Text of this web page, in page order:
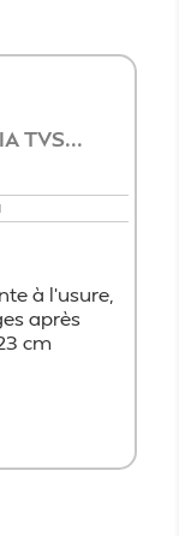
TVS...
à l'usure,
après
cm